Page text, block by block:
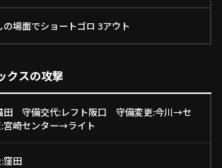
場面でショートゴロ 3アウト
スの攻撃
田 守備交代:レフト阪口 守備変更:今川→セ
崎センター→ライト
窪田